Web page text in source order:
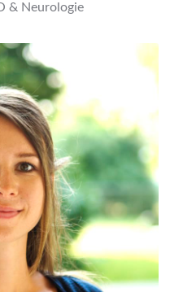
& Neurologie